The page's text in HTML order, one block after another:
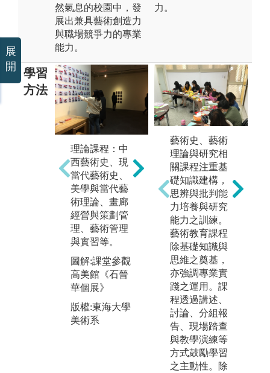
然氣息的校園中，發
展出兼具藝術創造力
與職場競爭力的專業
能力。
力。
學習
方法
理論課程：中
西藝術史、現
當代藝術史、
美學與當代藝
術理論、畫廊
經營與策劃管
理、藝術管理
與實習等。
圖解:課堂參觀
高美館《石晉
華個展》
版權:東海大學
美術系
專題實作：從
階梯式課程的
實務操作，學
習個人專業表
現能力。
圖解:專業課程
上課情形
版權:東海大學
美術系
藝術史、藝術
理論與研究相
關課程注重基
礎知識建構，
思辨與批判能
力培養與研究
能力之訓練。
藝術教育課程
除基礎知識與
思維之奠基，
亦強調專業實
踐之運用。課
程透過講述、
討論、分組報
告、現場踏查
與教學演練等
方式鼓勵學習
之主動性。除
展
開